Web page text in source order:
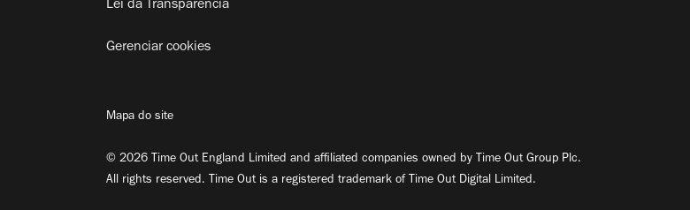
Lei da Transparência
Gerenciar cookies
Mapa do site
© 2026 Time Out England Limited and affiliated companies owned by Time Out Group Plc.
All rights reserved. Time Out is a registered trademark of Time Out Digital Limited.